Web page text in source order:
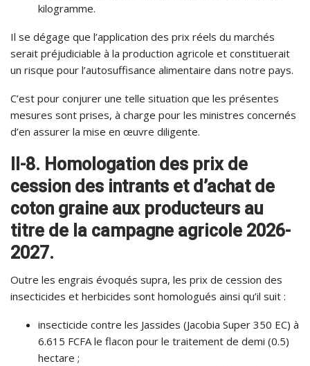
kilogramme.
Il se dégage que l’application des prix réels du marchés
serait préjudiciable à la production agricole et constituerait
un risque pour l’autosuffisance alimentaire dans notre pays.
C’est pour conjurer une telle situation que les présentes
mesures sont prises, à charge pour les ministres concernés
d’en assurer la mise en œuvre diligente.
II-8. Homologation des prix de
cession des intrants et d’achat de
coton graine aux producteurs au
titre de la campagne agricole 2026-
2027.
Outre les engrais évoqués supra, les prix de cession des
insecticides et herbicides sont homologués ainsi qu’il suit :
insecticide contre les Jassides (Jacobia Super 350 EC) à
6.615 FCFA le flacon pour le traitement de demi (0.5)
hectare ;